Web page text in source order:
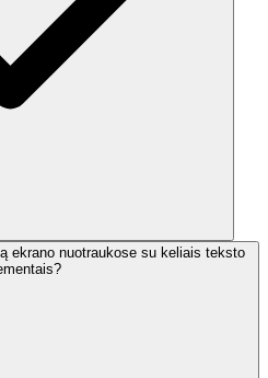
ekrano nuotraukose su keliais teksto